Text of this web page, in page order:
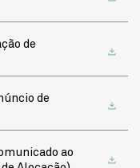
de
de
ao